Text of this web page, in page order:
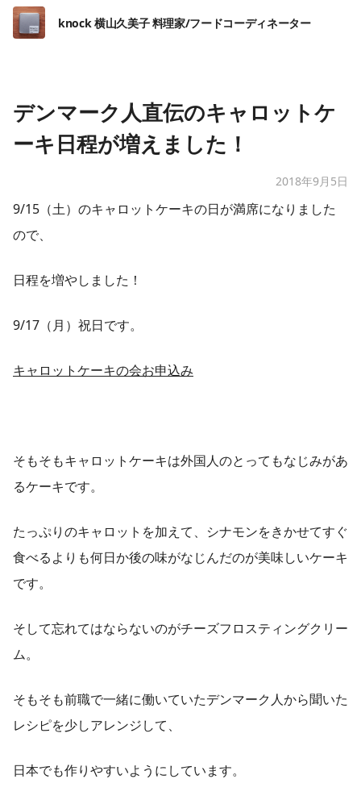
knock 横山久美子 料理家/フードコーディネーター
デンマーク人直伝のキャロットケ
ーキ日程が増えました！
2018年9月5日
9/15（土）のキャロットケーキの日が満席になりました
ので、
日程を増やしました！
9/17（月）祝日です。
キャロットケーキの会お申込み
そもそもキャロットケーキは外国人のとってもなじみがあ
るケーキです。
たっぷりのキャロットを加えて、シナモンをきかせてすぐ
食べるよりも何日か後の味がなじんだのが美味しいケーキ
です。
そして忘れてはならないのがチーズフロスティングクリー
ム。
そもそも前職で一緒に働いていたデンマーク人から聞いた
レシピを少しアレンジして、
日本でも作りやすいようにしています。